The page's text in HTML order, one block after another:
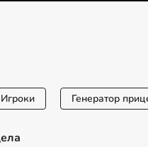
Игроки Генератор